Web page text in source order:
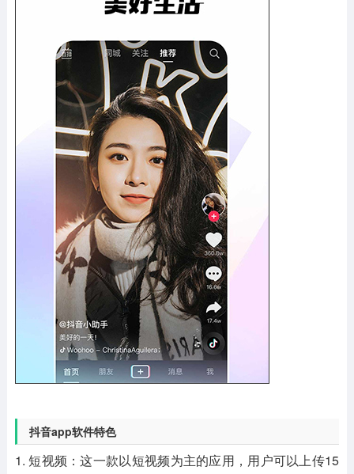
抖音app软件特色
1. 短视频：这一款以短视频为主的应用，用户可以上传15